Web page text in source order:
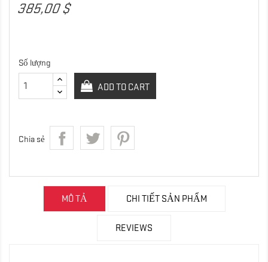
385,00 $
Số lượng
ADD TO CART
Chia sẻ
MÔ TẢ CHI TIẾT SẢN PHẨM
REVIEWS